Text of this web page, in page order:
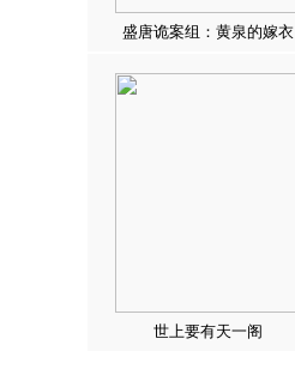
盛唐诡案组：黄泉的嫁衣
世上要有天一阁